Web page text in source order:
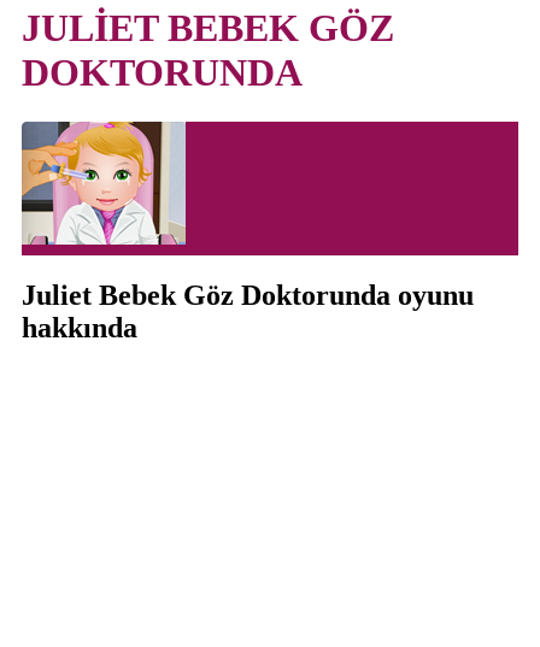
JULİET BEBEK GÖZ
DOKTORUNDA
Juliet Bebek Göz Doktorunda oyunu
hakkında